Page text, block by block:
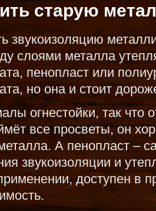
старую
звукоизоляцию
слоями металла
пенопласт или
но она и стоит
огнестойки, так что
все просветы, он
А пенопласт –
звукоизоляции и
доступен в